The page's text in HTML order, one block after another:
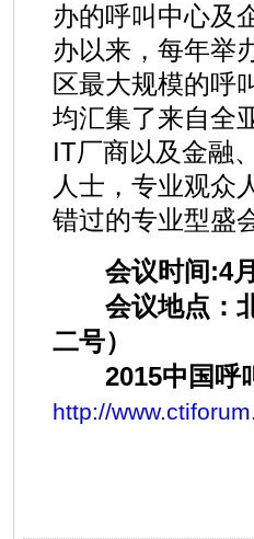
办的呼叫中心及
办以来，每年举
区最大规模的呼
均汇集了来自全
IT厂商以及金融
人士，专业观众
错过的专业型盛
会议时间:4月
会议地点：北
二号）
2015中国呼叫
http://